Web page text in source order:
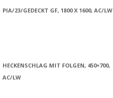
PIA/23/GEDECKT GF, 1800 X 1600, AC/LW
HECKENSCHLAG MIT FOLGEN, 450×700,
AC/LW